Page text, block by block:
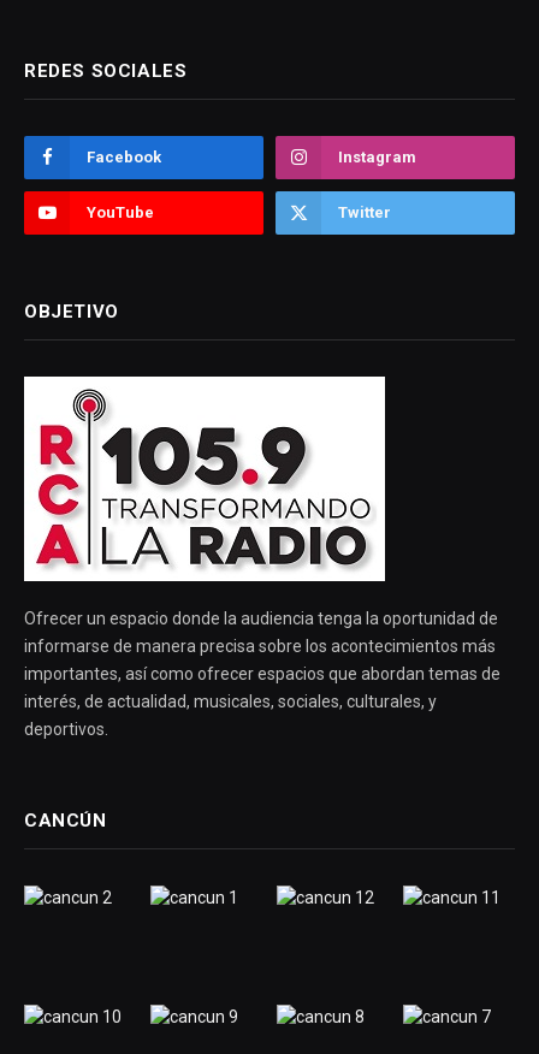
REDES SOCIALES
Facebook Instagram
YouTube Twitter
OBJETIVO
Ofrecer un espacio donde la audiencia tenga la oportunidad de
informarse de manera precisa sobre los acontecimientos más
importantes, así como ofrecer espacios que abordan temas de
interés, de actualidad, musicales, sociales, culturales, y
deportivos.
CANCÚN